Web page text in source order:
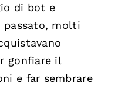
di bot e
passato, molti
gonfiare il
e far sembrare